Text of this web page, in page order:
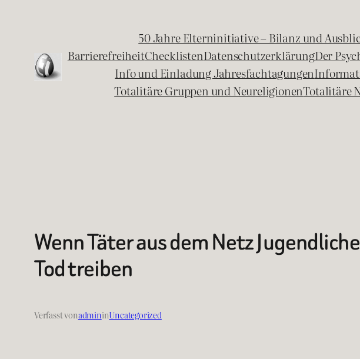
50 Jahre Elterninitiative – Bilanz und
BarrierefreiheitChecklistenDatenschutzerklärungDer
Info und Einladung Jahresfachtagungen
Totalitäre Gruppen und NeureligionenTotalitäre
Wenn Täter aus dem Netz
Tod treiben
Verfasst vonadmininUncategorized